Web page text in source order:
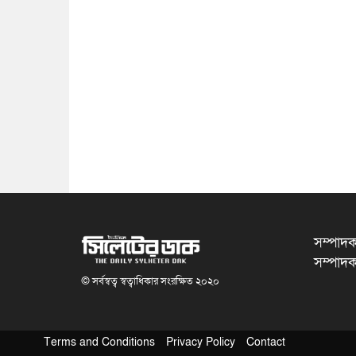
© সর্বস্বত্ব স্বত্বাধিকার সংরক্ষিত ২০২০
Terms and Conditions Privacy Policy Contact